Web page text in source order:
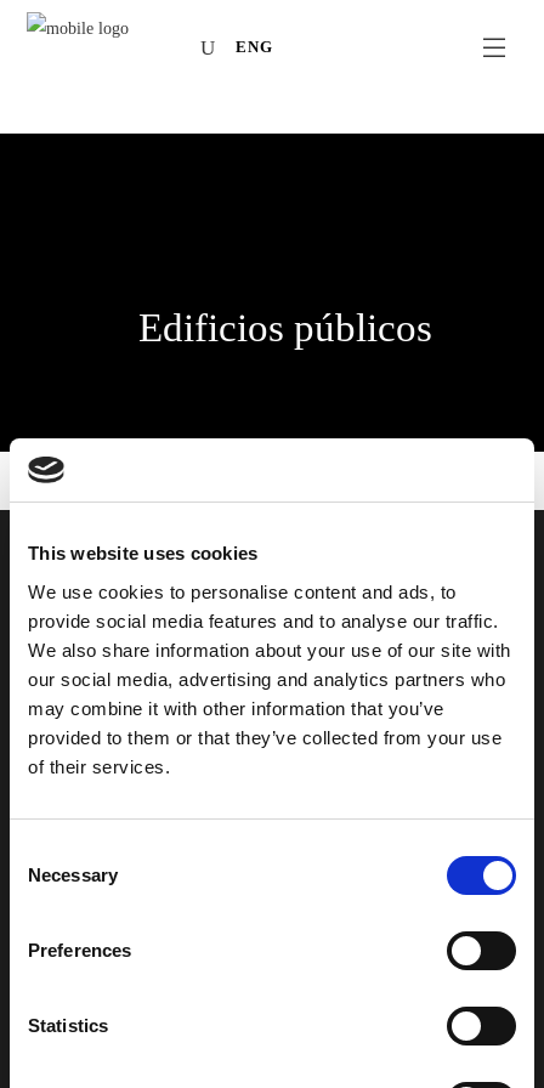
This website uses cookies
We use cookies to personalise content and ads, to
provide social media features and to analyse our traffic.
We also share information about your use of our site with
our social media, advertising and analytics partners who
may combine it with other information that you’ve
provided to them or that they’ve collected from your use
of their services.
Selection
Necessary
Preferences
Statistics
ENG
Edificios públicos
SUSCRÍBASE A NUESTRO
NEWSLETTER
Suscríbase al boletín de noticias para obtener información nueva y
actualizada. ¡Únete a nuestra lista!
Dirección de email
Introduce tu dirección de email para suscribirte a nuestro boletín